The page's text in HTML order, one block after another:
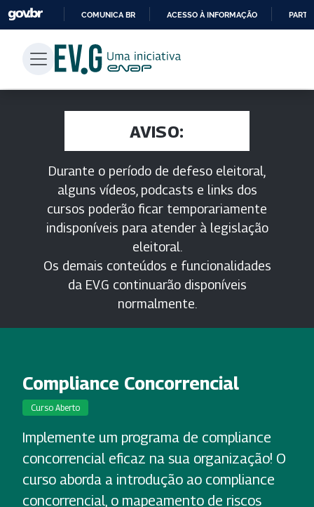
PARA
CONTEÚDO
COMUNICA BR ACESSO À INFORMAÇÃO
AVISO:
Durante o período de defeso eleitoral,
alguns vídeos, podcasts e links dos
cursos poderão ficar temporariamente
indisponíveis para atender à legislação
eleitoral.
Os demais conteúdos e funcionalidades
da EV.G continuarão disponíveis
normalmente.
Compliance Concorrencial
Curso Aberto
Implemente um programa de compliance
concorrencial eficaz na sua organização! O
curso aborda a introdução ao compliance
concorrencial, o mapeamento de riscos